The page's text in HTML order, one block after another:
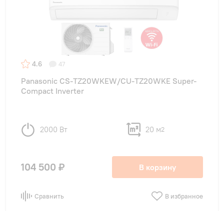
4.6 47
Panasonic CS-TZ20WKEW/CU-TZ20WKE Super-
Compact Inverter
2000 Вт 20 м2
104 500 ₽ В корзину
Сравнить В избранное